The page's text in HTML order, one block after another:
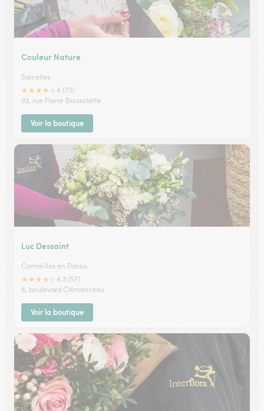
Couleur Nature
Sarcelles
★★★★
4 (73)
92, rue Pierre Brossolette
Voir la boutique
Luc Dessaint
Cormeilles en Parisis
★★★★
4.3 (57)
8, boulevard Clémenceau
Voir la boutique